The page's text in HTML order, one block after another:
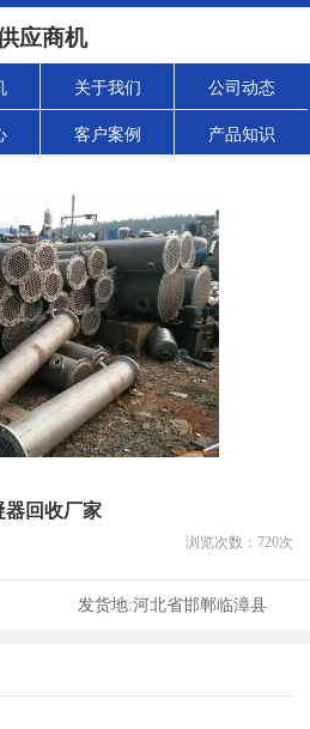
应商机
关于我们 公司动态
客户案例 产品知识
器回收厂家
浏览次数： 720次
发货地:河北省邯郸临漳县